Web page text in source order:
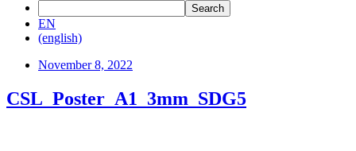
EN
(english)
November 8, 2022
CSL_Poster_A1_3mm_SDG5